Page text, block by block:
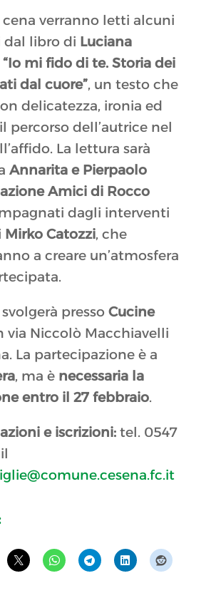
verranno letti alcuni
libro di Luciana
mi fido di te. Storia dei
dal cuore”, un testo che
delicatezza, ironia ed
percorso dell’autrice nel
La lettura sarà
Annarita e Pierpaolo
Amici di Rocco
dagli interventi
Mirko Catozzi, che
a creare un’atmosfera
svolgerà presso Cucine
via Niccolò Macchiavelli
La partecipazione è a
, ma è necessaria la
entro il 27 febbraio.
e iscrizioni:tel. 0547